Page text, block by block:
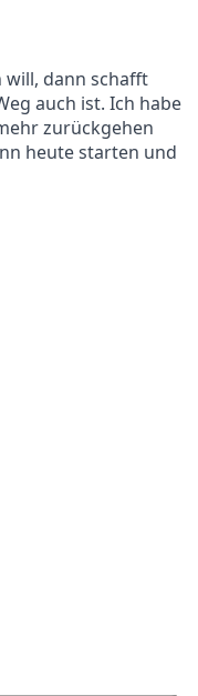
will, dann schafft
auch ist. Ich habe
zurückgehen
heute starten und